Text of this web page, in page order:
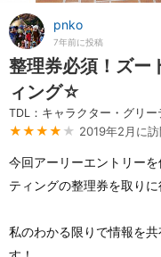
pnko
7年前に投稿
整理券必須！ズー
ィング☆
TDL：キャラクター・グリー
★★★★ ★ 2019年2月に訪
今回アーリーエントリー
ティングの整理券を取りに
私のわかる限りで情報を